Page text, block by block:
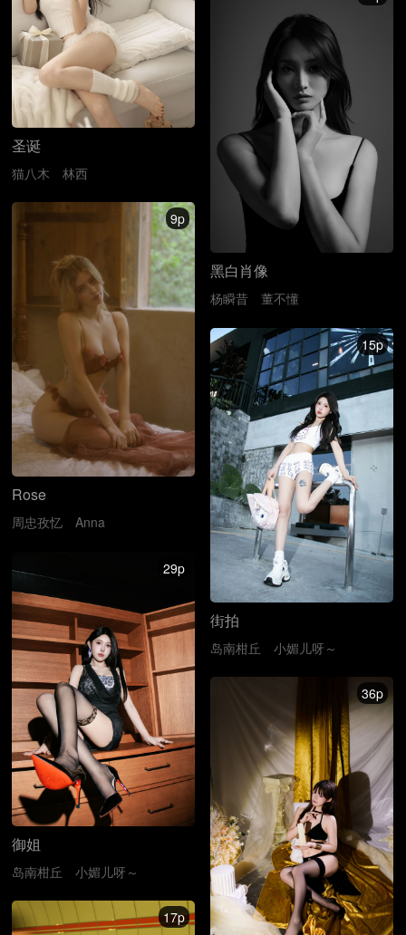
圣诞
猫八木 林西
黑白肖像
杨瞬昔 董不懂
9p
Rose
周忠孜忆 Anna
15p
街拍
岛南柑丘 小媚儿呀～
29p
御姐
岛南柑丘 小媚儿呀～
36p
17p